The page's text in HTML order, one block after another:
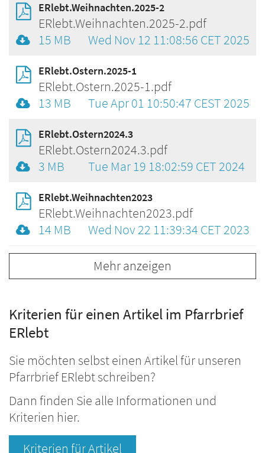
ERlebt.Weihnachten.2025-2
ERlebt.Weihnachten.2025-2.pdf
15 MB
Wed Nov 12 11:08:56 CET 2025
ERlebt.Ostern.2025-1
ERlebt.Ostern.2025-1.pdf
13 MB
Tue Apr 01 10:50:47 CEST 2025
ERlebt.Ostern2024.3
ERlebt.Ostern2024.3.pdf
3 MB
Tue Mar 19 18:02:59 CET 2024
ERlebt.Weihnachten2023
ERlebt.Weihnachten2023.pdf
14 MB
Wed Nov 22 11:39:34 CET 2023
Mehr anzeigen
Kriterien für einen Artikel im Pfarrbrief
ERlebt
Sie möchten selbst einen Artikel für unseren
Pfarrbrief ERlebt schreiben?
Dann finden Sie alle Informationen und
Kriterien hier.
Kriterien für Artikel